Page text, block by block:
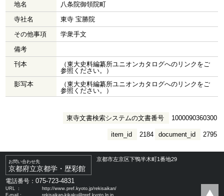
地名
八条院御領院町
寺社名
東寺 宝勝院
その他事項
学衆手文
備考
刊本
（東大史料編纂所ユニオンカタログへのリンクをご
参照ください。）
影写本
（東大史料編纂所ユニオンカタログへのリンクをご
参照ください。）
東寺文書検索システムの文書番号 1000090360300
document_id 2795
item_id 2184
お問い合わせ先
京都府立京都学・歴彩館
京都市左京区下鴨半木町1番地29
電話番号：075-723-4831
URL ：
http://www.pref.kyoto.jp/rekisaikan/
E-mail：
rekisaikan-kikaku@pref.kyoto.lg.jp